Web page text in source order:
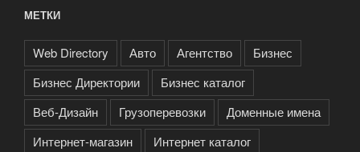
МЕТКИ
Web Directory Авто Агентство
Бизнес
Бизнес Директории
Бизнес каталог
Веб-Дизайн
Грузоперевозки
Доменные имена
Интернет-магазин
Интернет каталог